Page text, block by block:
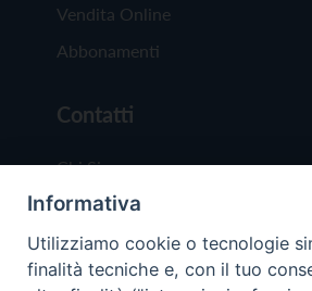
Vendita Online
Abbonamenti
Contatti
Chi Siamo
Redazione
Scrivici
Informativa
Utilizziamo cookie o tecnologie
finalità tecniche e, con il tuo